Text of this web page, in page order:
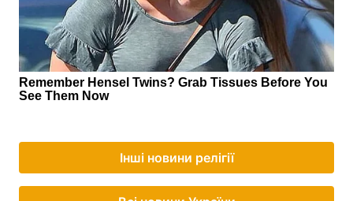
Інші новини релігії